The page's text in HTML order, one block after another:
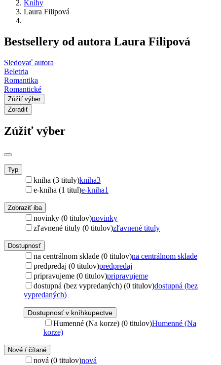
Knihy
Laura Filipová
Bestsellery od autora Laura Filipová
Sledovať autora
Beletria
Romantika
Romantické
Zúžiť výber
Zoradiť
Zúžiť výber
Typ
kniha (3 tituly)kniha3
e-kniha (1 titul)e-kniha1
Zobraziť iba
novinky (0 titulov)novinky
zľavnené tituly (0 titulov)zľavnené tituly
Dostupnosť
na centrálnom sklade (0 titulov)na centrálnom sklade
predpredaj (0 titulov)predpredaj
pripravujeme (0 titulov)pripravujeme
dostupná (bez vypredaných) (0 titulov)dostupná (bez
vypredaných)
Dostupnosť v kníhkupectve
Humenné (Na korze) (0 titulov)Humenné (Na
korze)
Nové / čítané
nová (0 titulov)nová